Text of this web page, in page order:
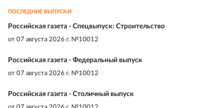
ПОСЛЕДНИЕ ВЫПУСКИ:
Российская газета - Спецвыпуск: Строительство
от 07 августа 2026 г. №10012
Российская газета - Федеральный выпуск
от 07 августа 2026 г. №10012
Российская газета - Столичный выпуск